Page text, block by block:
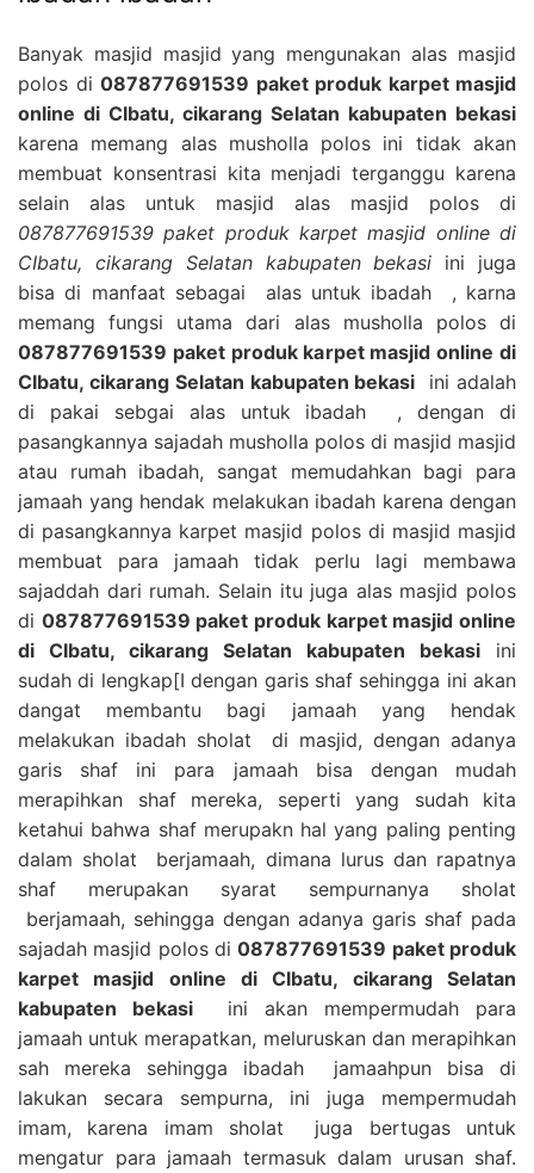
Banyak masjid masjid yang mengunakan alas masjid
polos di 087877691539 paket produk karpet masjid
online di CIbatu, cikarang Selatan kabupaten bekasi
karena memang alas musholla polos ini tidak akan
membuat konsentrasi kita menjadi terganggu karena
selain alas untuk masjid alas masjid polos di
087877691539 paket produk karpet masjid online di
CIbatu, cikarang Selatan kabupaten bekasi ini juga
bisa di manfaat sebagai alas untuk ibadah , karna
memang fungsi utama dari alas musholla polos di
087877691539 paket produk karpet masjid online di
CIbatu, cikarang Selatan kabupaten bekasi ini adalah
di pakai sebgai alas untuk ibadah , dengan di
pasangkannya sajadah musholla polos di masjid masjid
atau rumah ibadah, sangat memudahkan bagi para
jamaah yang hendak melakukan ibadah karena dengan
di pasangkannya karpet masjid polos di masjid masjid
membuat para jamaah tidak perlu lagi membawa
sajaddah dari rumah. Selain itu juga alas masjid polos
di 087877691539 paket produk karpet masjid online
di CIbatu, cikarang Selatan kabupaten bekasi ini
sudah di lengkap[I dengan garis shaf sehingga ini akan
dangat membantu bagi jamaah yang hendak
melakukan ibadah sholat di masjid, dengan adanya
garis shaf ini para jamaah bisa dengan mudah
merapihkan shaf mereka, seperti yang sudah kita
ketahui bahwa shaf merupakn hal yang paling penting
dalam sholat berjamaah, dimana lurus dan rapatnya
shaf merupakan syarat sempurnanya sholat
berjamaah, sehingga dengan adanya garis shaf pada
sajadah masjid polos di087877691539 paket produk
karpet masjid online di CIbatu, cikarang Selatan
kabupaten bekasi ini akan mempermudah para
jamaah untuk merapatkan, meluruskan dan merapihkan
sah mereka sehingga ibadah jamaahpun bisa di
lakukan secara sempurna, ini juga mempermudah
imam, karena imam sholat juga bertugas untuk
mengatur para jamaah termasuk dalam urusan shaf.